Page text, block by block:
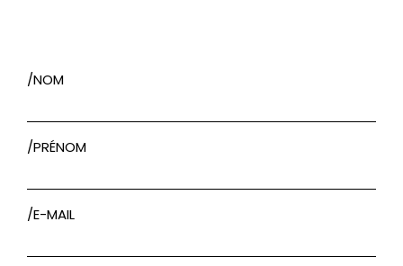
/NOM
/PRÉNOM
/E-MAIL